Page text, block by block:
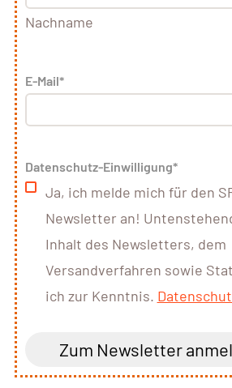
Nachname
E-Mail*
Datenschutz-Einwilligung*
Ja, ich melde mich für den
Newsletter an!
Inhalt des Newsletters, dem
Versandverfahren sowie
ich zur Kenntnis.
Zum Newsletter